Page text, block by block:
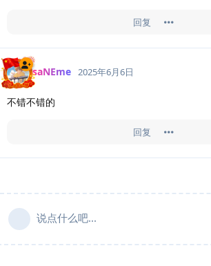
回复
saNEme 2025年6月6日
不错不错的
回复
说点什么吧...